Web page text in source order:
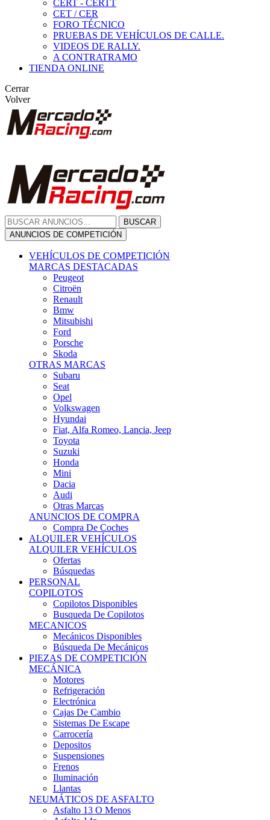
CERT - CERTT
CET / CER
FORO TÉCNICO
PRUEBAS DE VEHÍCULOS DE CALLE.
VIDEOS DE RALLY.
A CONTRATRAMO
TIENDA ONLINE
Cerrar
Volver
BUSCAR
ANUNCIOS DE COMPETICIÓN
VEHÍCULOS DE COMPETICIÓN
MARCAS DESTACADAS
Peugeot
Citroën
Renault
Bmw
Mitsubishi
Ford
Porsche
Skoda
OTRAS MARCAS
Subaru
Seat
Opel
Volkswagen
Hyundai
Fiat, Alfa Romeo, Lancia, Jeep
Toyota
Suzuki
Honda
Mini
Dacia
Audi
Otras Marcas
ANUNCIOS DE COMPRA
Compra De Coches
ALQUILER VEHÍCULOS
ALQUILER VEHÍCULOS
Ofertas
Búsquedas
PERSONAL
COPILOTOS
Copilotos Disponibles
Busqueda De Copilotos
MECANICOS
Mecánicos Disponibles
Búsqueda De Mecánicos
PIEZAS DE COMPETICIÓN
MECÁNICA
Motores
Refrigeración
Electrónica
Cajas De Cambio
Sistemas De Escape
Carrocería
Depositos
Suspensiones
Frenos
Iluminación
Llantas
NEUMÁTICOS DE ASFALTO
Asfalto 13 O Menos
Asfalto 14p
Asfalto 15p